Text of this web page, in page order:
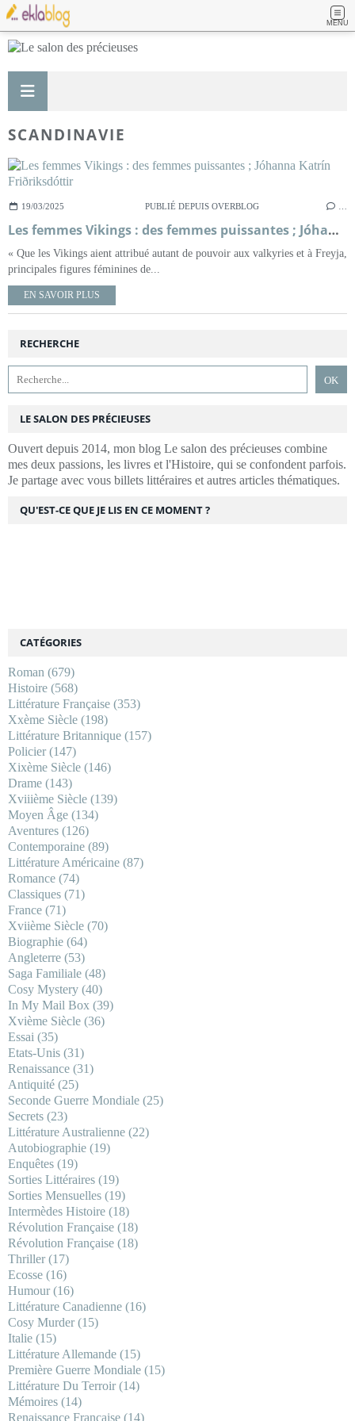
MENU
SCANDINAVIE
19/03/2025 PUBLIÉ DEPUIS OVERBLOG
Les femmes Vikings : des femmes puissantes ; Jóhanna Katrín Friðriksdóttir
« Que les Vikings aient attribué autant de pouvoir aux valkyries et à Freyja,
principales figures féminines de...
EN SAVOIR PLUS
RECHERCHE
LE SALON DES PRÉCIEUSES
Ouvert depuis 2014, mon blog Le salon des précieuses combine
mes deux passions, les livres et l'Histoire, qui se confondent parfois.
Je partage avec vous billets littéraires et autres articles thématiques.
CATÉGORIES
Roman (679)
Histoire (568)
Littérature Française (353)
Xxème Siècle (198)
Littérature Britannique (157)
Policier(147)
Xixème Siècle (146)
Drame (143)
Xviiième Siècle (139)
Moyen Âge (134)
Aventures (126)
Contemporaine (89)
Littérature Américaine (87)
Romance (74)
Classiques (71)
France (71)
Xviième Siècle (70)
Biographie (64)
Angleterre (53)
Saga Familiale (48)
Cosy Mystery (40)
In My Mail Box (39)
Xvième Siècle (36)
Essai (35)
Etats-Unis (31)
Renaissance (31)
Antiquité (25)
Seconde Guerre Mondiale (25)
Secrets (23)
Littérature Australienne (22)
Autobiographie (19)
Enquêtes (19)
Sorties Littéraires (19)
Sorties Mensuelles (19)
Intermèdes Histoire (18)
Révolution Française (18)
Révolution Française (18)
Thriller(17)
Ecosse (16)
Humour(16)
Littérature Canadienne (16)
Cosy Murder(15)
Italie (15)
Littérature Allemande (15)
Première Guerre Mondiale (15)
Littérature Du Terroir(14)
Mémoires (14)
Renaissance Française (14)
QU'EST-CE QUE JE LIS EN CE MOMENT ?